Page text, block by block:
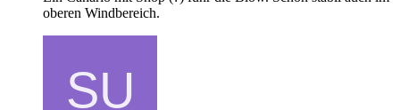
oberen Windbereich.